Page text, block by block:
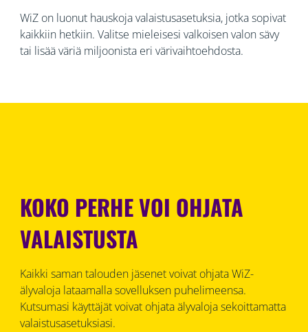
WiZ on luonut hauskoja valaistusasetuksia, jotka sopivat
kaikkiin hetkiin. Valitse mieleisesi valkoisen valon sävy
tai lisää väriä miljoonista eri värivaihtoehdosta.
KOKO PERHE VOI OHJATA
VALAISTUSTA
Kaikki saman talouden jäsenet voivat ohjata WiZ-
älyvaloja lataamalla sovelluksen puhelimeensa.
Kutsumasi käyttäjät voivat ohjata älyvaloja sekoittamatta
valaistusasetuksiasi.